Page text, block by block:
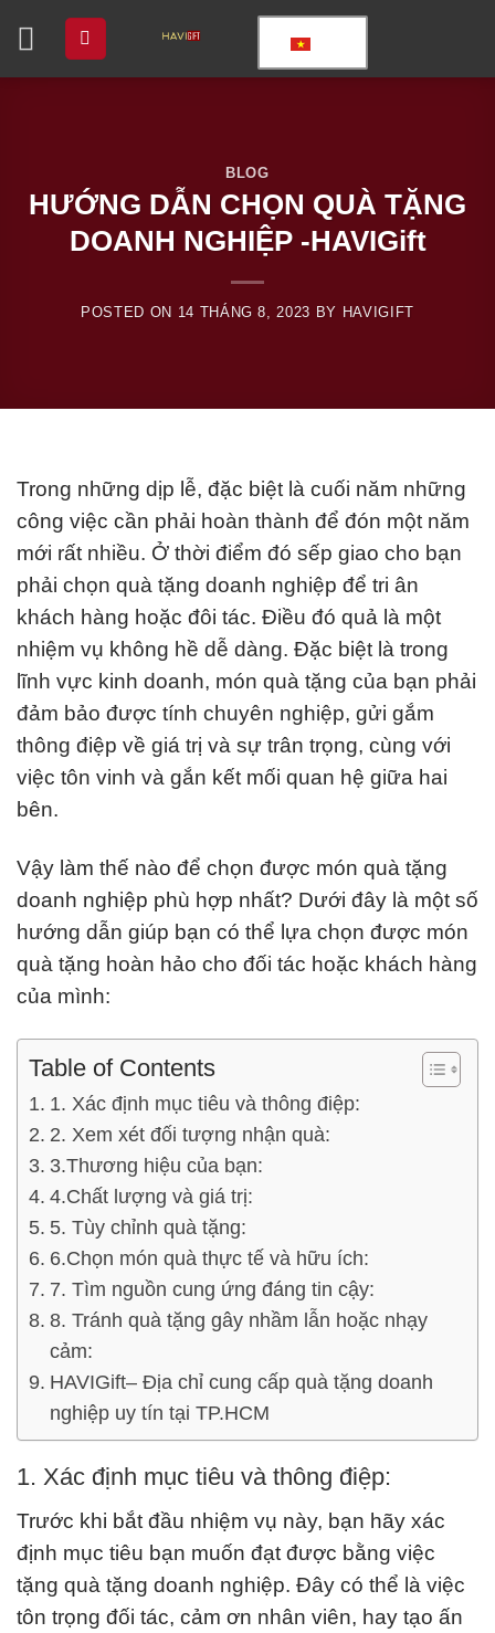
Chuyển
đến
nội
BLOG
HƯỚNG DẪN CHỌN QUÀ TẶNG
DOANH NGHIỆP -HAVIGift
POSTED ON 14 THÁNG 8, 2023 BY HAVIGIFT
Trong những dịp lễ, đặc biệt là cuối năm những
công việc cần phải hoàn thành để đón một năm
mới rất nhiều. Ở thời điểm đó sếp giao cho bạn
phải chọn quà tặng doanh nghiệp để tri ân
khách hàng hoặc đôi tác. Điều đó quả là một
nhiệm vụ không hề dễ dàng. Đặc biệt là trong
lĩnh vực kinh doanh, món quà tặng của bạn phải
đảm bảo được tính chuyên nghiệp, gửi gắm
thông điệp về giá trị và sự trân trọng, cùng với
việc tôn vinh và gắn kết mối quan hệ giữa hai
bên.
Vậy làm thế nào để chọn được món quà tặng
doanh nghiệp phù hợp nhất? Dưới đây là một số
hướng dẫn giúp bạn có thể lựa chọn được món
quà tặng hoàn hảo cho đối tác hoặc khách hàng
của mình:
Table of Contents
1. Xác định mục tiêu và thông điệp:
2. Xem xét đối tượng nhận quà:
3.Thương hiệu của bạn:
4.Chất lượng và giá trị:
5. Tùy chỉnh quà tặng:
6.Chọn món quà thực tế và hữu ích:
7. Tìm nguồn cung ứng đáng tin cậy:
8. Tránh quà tặng gây nhầm lẫn hoặc nhạy
cảm:
HAVIGift– Địa chỉ cung cấp quà tặng doanh
nghiệp uy tín tại TP.HCM
1. Xác định mục tiêu và thông điệp:
Trước khi bắt đầu nhiệm vụ này, bạn hãy xác
định mục tiêu bạn muốn đạt được bằng việc
tặng quà tặng doanh nghiệp. Đây có thể là việc
tôn trọng đối tác, cảm ơn nhân viên, hay tạo ấn